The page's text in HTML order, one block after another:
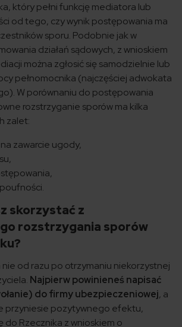
który pełni funkcję mediatora lub
od tego, czy wynik postępowania ma
sporu. Podobnie jak w
działań sądowych, z wnioskiem
można zgłosić się samodzielnie lub
pełnomocnika (najczęściej adwokata
W porównaniu do postępowania
rozstrzyganie sporów ma kilka
zalet:
zawarcie ugody,
skorzystać z
rozstrzygania sporów
od razu po otrzymaniu niekorzystnej
Najpierw powinieneś napisać
do firmy ubezpieczeniowej, a
przyniesie pozytywnego efektu,
do Rzecznika z wnioskiem o